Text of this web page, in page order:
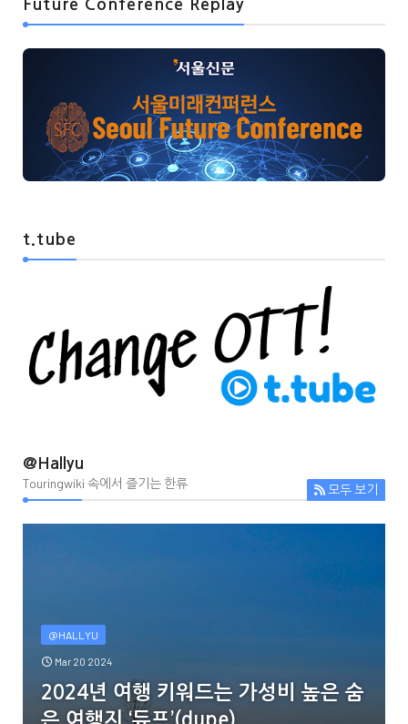
Future Conference Replay
t.tube
@Hallyu
Touringwiki 속에서 즐기는 한류 모두 보기
@HALLYU
Mar 20 2024
2024년 여행 키워드는 가성비 높은 숨
은 여행지 ‘듀프’(dupe)